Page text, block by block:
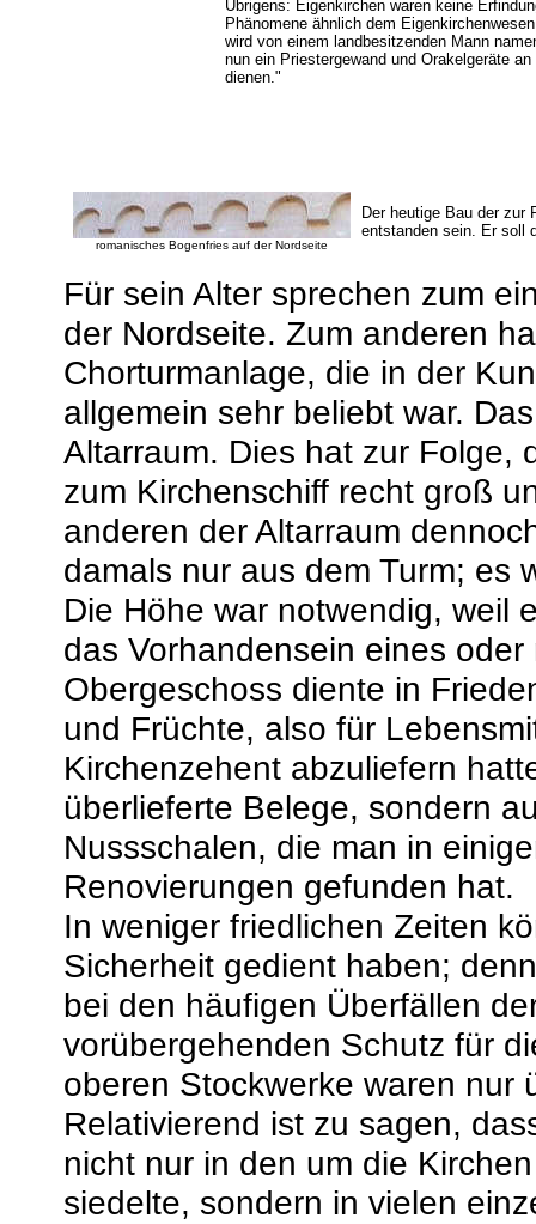
Übrigens: Eigenkirchen waren keine
Phänomene ähnlich dem
wird von einem landbesitzenden Mann
nun ein Priestergewand und Orakelgeräte
dienen."
romanisches Bogenfries auf der Nordseite
Der heutige Bau der
entstanden sein. Er soll
Für sein Alter sprechen zum
der Nordseite. Zum anderen
Chorturmanlage, die in der
allgemein sehr beliebt war.
Altarraum. Dies hat zur Folge,
zum Kirchenschiff recht groß
anderen der Altarraum
damals nur aus dem Turm; es
Die Höhe war notwendig, weil
das Vorhandensein eines
Obergeschoss diente in
und Früchte, also für
Kirchenzehent abzuliefern
überlieferte Belege, sondern
Nussschalen, die man in
Renovierungen gefunden hat.
In weniger friedlichen Zeiten
Sicherheit gedient haben;
bei den häufigen Überfällen
vorübergehenden Schutz für
oberen Stockwerke waren nur
Relativierend ist zu sagen,
nicht nur in den um die
siedelte, sondern in vielen